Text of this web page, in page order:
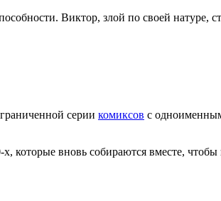
Виктор, злой по своей натуре,
серии комиксов с
которые вновь собираются вместе,